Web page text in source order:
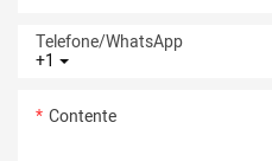
+1
Telefone/whatsApp
Contente